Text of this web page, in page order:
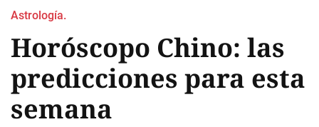
Astrología.
Horóscopo Chino: las
predicciones para esta
semana